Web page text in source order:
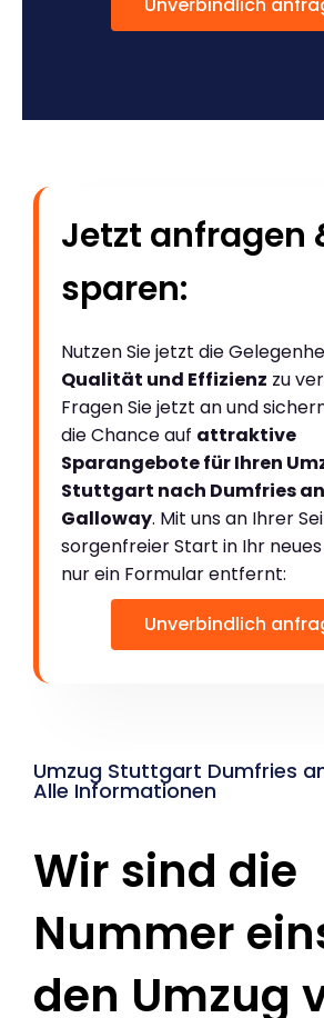
Jetzt anfragen
sparen:
Nutzen Sie jetzt die
Qualität und Effizienz zu
Fragen Sie jetzt an und
die Chance auf attraktive
Sparangebote für Ihren
Stuttgart nach Dumfries
Galloway. Mit uns an Ihrer
sorgenfreier Start in Ihr
nur ein Formular entfernt:
Unverbindlich
Umzug Stuttgart Dumfries
Alle Informationen
Wir sind die
Nummer
den Umzug